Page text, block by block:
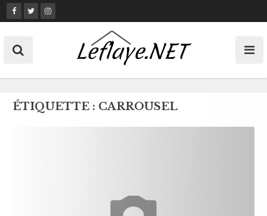
Skip
to
ÉTIQUETTE : CARROUSEL